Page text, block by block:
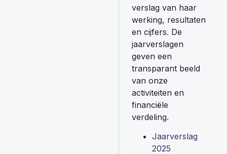
verslag van haar
werking, resultaten
en cijfers. De
jaarverslagen
geven een
transparant beeld
van onze
activiteiten en
financiële
verdeling.
Jaarverslag
2025